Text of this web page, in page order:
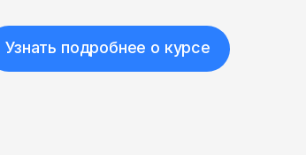
Узнать подробнее о курсе